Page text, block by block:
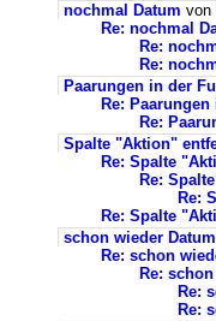
nochmal Datum von
Re: nochmal
Re:
Re:
Paarungen in der
Re:
Re:
Spalte "Aktion"
Re: Spalte
Re:
Re:
Re: Spalte
schon wieder Datum
Re: schon
Re:
Re:
Re: